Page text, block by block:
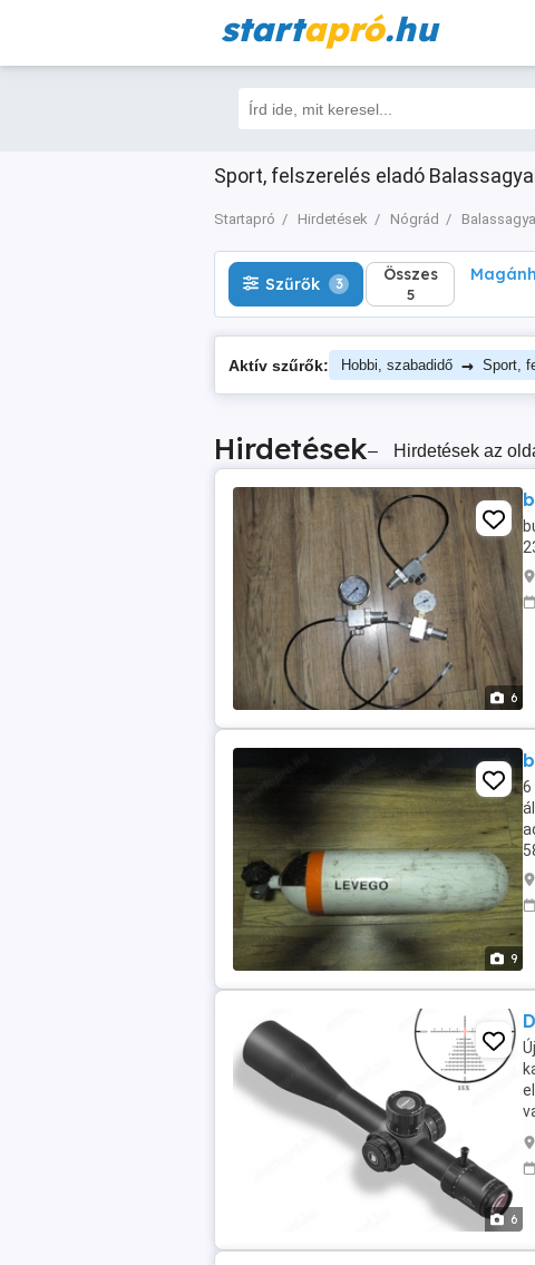
startapró.hu
Sport, felszerelés eladó
Startapró Hirdetések Nógrád
Szűrők 3 Összes
5
Szűrők 3 Összes
5
Aktív szűrők: Hobbi, szabadidő → Sport,
Hirdetések– Hirdetések az
6
9
6
6